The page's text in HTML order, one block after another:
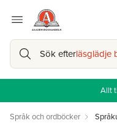
Sök efterläsglädje
Allt
Språk och ordböcker